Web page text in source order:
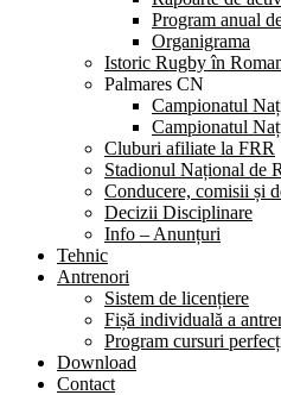
Program anual
Organigrama
Istoric Rugby în
Palmares CN
Campionatul
Campionatul
Cluburi afiliate la FRR
Stadionul Național de
Conducere, comisii și
Decizii Disciplinare
Info – Anunțuri
Tehnic
Antrenori
Sistem de licențiere
Fișă individuală a
Program cursuri
Download
Contact